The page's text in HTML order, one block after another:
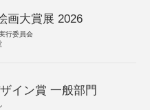
画大賞展 2026
行委員会
イン賞 一般部門